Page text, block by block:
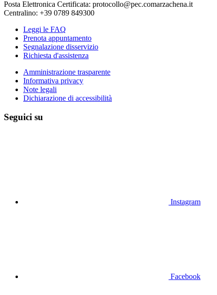
Posta Elettronica Certificata: protocollo@pec.comarzachena.it
Centralino: +39 0789 849300
Leggi le FAQ
Prenota appuntamento
Segnalazione disservizio
Richiesta d'assistenza
Amministrazione trasparente
Informativa privacy
Note legali
Dichiarazione di accessibilità
Seguici su
Instagram
Facebook